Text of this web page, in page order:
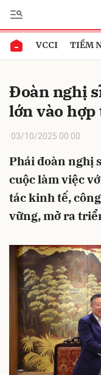
VCCI TIỀM
Đoàn nghị
lớn vào
03/10/2025 00:00
Phái đoàn nghị
cuộc làm việc
tác kinh tế,
vững, mở ra
Gửi bình luận